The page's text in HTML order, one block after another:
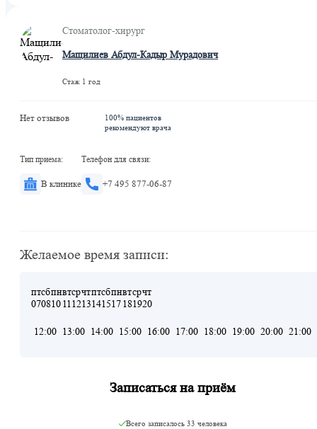
Стоматолог-хирург
Мащилиев Абдул-Кадыр Мурадович
Стаж 1 год
Нет отзывов
100% пациентов
рекомендуют врача
Тип приема:
В клинике
Телефон для связи:
+7 495 877-06-87
Желаемое время записи:
пт
07
сб
08
пн
10
вт
11
ср
12
чт
13
пт
14
сб
15
пн
17
вт
18
ср
19
чт
20
12:00 13:00 14:00 15:00 16:00 17:00 18:00 19:00 20:00 21:00
Записаться на приём
Всего записалось33 человека